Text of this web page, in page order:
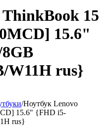
15
15.6"
W11H rus}
/Ноутбук Lenovo
15.6" {FHD i5-
rus}